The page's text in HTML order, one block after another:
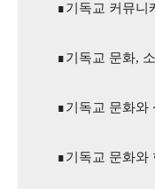
∎기독교 커뮤니
∎기독교 문화,
∎기독교 문화와
∎기독교 문화와